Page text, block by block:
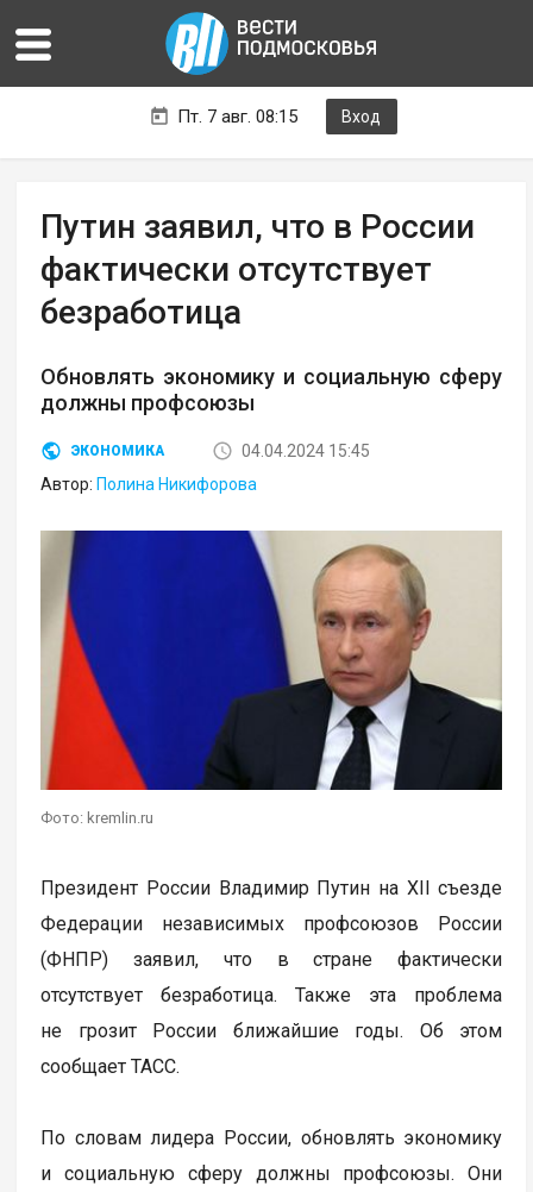
Пт. 7 авг. 08:15 Вход
Путин заявил, что в России
фактически отсутствует
безработица
Обновлять экономику и социальную сферу
должны профсоюзы
ЭКОНОМИКА
04.04.2024 15:45
Автор: Полина Никифорова
Фото: kremlin.ru
Президент России Владимир Путин на XII съезде
Федерации независимых профсоюзов России
(ФНПР) заявил, что в стране фактически
отсутствует безработица. Также эта проблема
не грозит России ближайшие годы. Об этом
сообщает ТАСС.
По словам лидера России, обновлять экономику
и социальную сферу должны профсоюзы. Они